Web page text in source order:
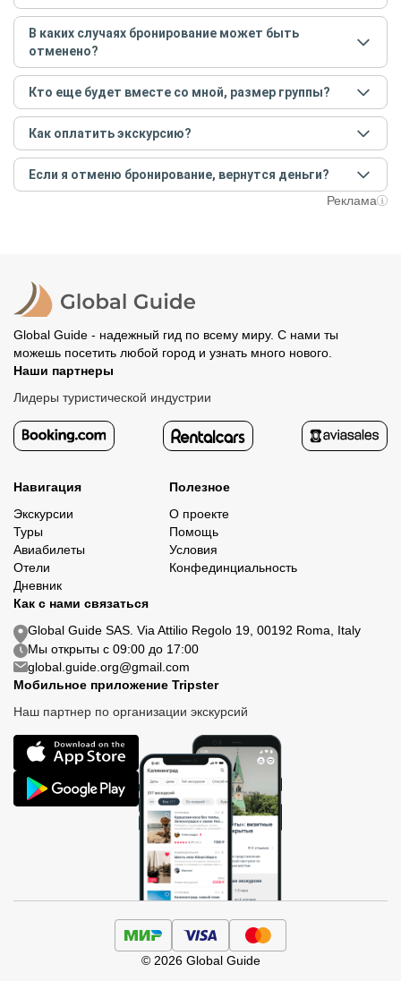
Достаточно перейти по ссылке «Задать вопрос» и
написать гиду. Платить при этом не нужно. Сначала
согласуйте с гидом интересующие вас вопросы и после
этого бронируйте экскурсию.Задать вопрос.
В каких случаях бронирование может быть
отменено?
Только в случае неблагоприятных погодных условий,
например, если экскурсия на кораблике, а по прогнозу
погоды аномально-сильный ветер. При этом гид
предупредит вас об отмене, а мы вернем предоплату на
карту. Во всех остальных случаях экскурсия состоится.
Кто еще будет вместе со мной, размер группы?
Если экскурсия индивидуальная, гид проведет встречу
только для вас и вашей компании. Если групповая — на
экскурсии будут другие участники, размер зависит от
условий конкретной экскурсии.
Как оплатить экскурсию?
Создайте заказ на удобную дату и время, и внесите
предоплату как можно скорее, чтобы другие
путешественники не заняли ваше место. После этого
организатору напрямую не требуется.
Если я отменю бронирование, вернутся деньги?
При отмене за 48 часов или раньше мы вернем всюРеклама
Global Guide - надежный гид по всему миру. С нами ты
можешь посетить любой город и узнать много нового.
Наши партнеры
Лидеры туристической индустрии
Навигация
Экскурсии
Туры
Авиабилеты
Отели
Дневник
Полезное
О проекте
Помощь
Условия
Конфединциальность
Как с нами связаться
Global Guide SAS. Via Attilio Regolo 19, 00192 Roma, Italy
Мы открыты с 09:00 до 17:00
global.guide.org@gmail.com
Мобильное приложение Tripster
Наш партнер по организации экскурсий
© 2026 Global Guide